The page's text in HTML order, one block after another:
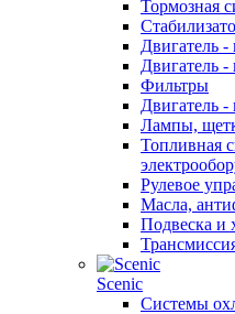
Тормозная
Двигатель
Двигатель -
Фильтры
Двигатель -
Лампы,
Топливная
Рулевое
Масла,
Подвеска и
Scenic
Системы